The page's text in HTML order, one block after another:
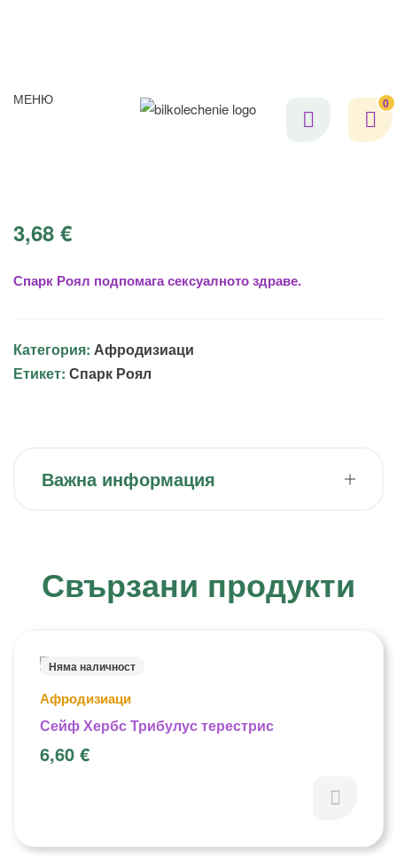
МЕНЮ 0
3,68 €
Спарк Роял подпомага сексуалното здраве.
Категория: Афродизиаци
Етикет: Спарк Роял
Важна информация
Свързани продукти
Няма наличност
Афродизиаци
Сейф Хербс Трибулус терестрис
6,60 €